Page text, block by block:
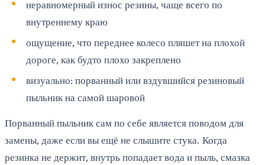
неравномерный износ резины, чаще всего по
внутреннему краю
ощущение, что переднее колесо пляшет на плохой
дороге, как будто плохо закреплено
визуально: порванный или вздувшийся резиновый
пыльник на самой шаровой
Порванный пыльник сам по себе является поводом для
замены, даже если вы ещё не слышите стука. Когда
резинка не держит, внутрь попадает вода и пыль, смазка